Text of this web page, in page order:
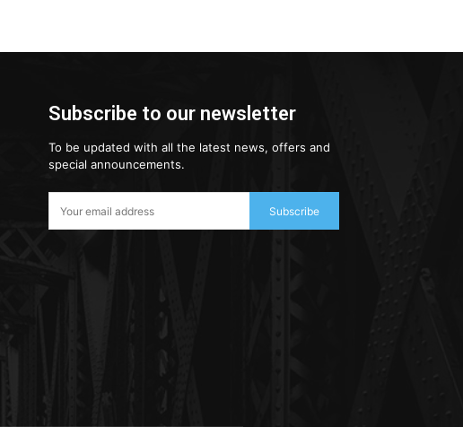
Subscribe to our newsletter
To be updated with all the latest news, offers and
special announcements.
Subscribe